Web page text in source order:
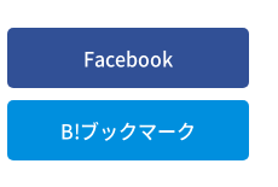
Facebook
B!ブックマーク